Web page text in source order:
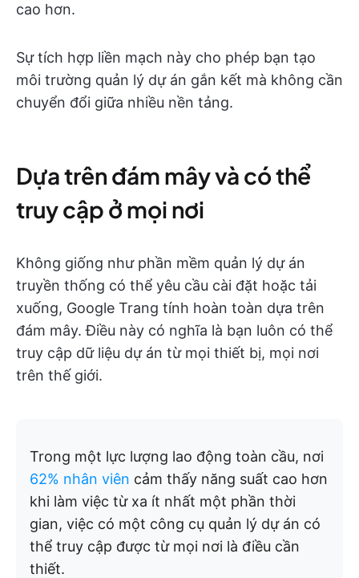
cao hơn.
Sự tích hợp liền mạch này cho phép bạn tạo
môi trường quản lý dự án gắn kết mà không cần
chuyển đổi giữa nhiều nền tảng.
Dựa trên đám mây và có thể
truy cập ở mọi nơi
Không giống như phần mềm quản lý dự án
truyền thống có thể yêu cầu cài đặt hoặc tải
xuống, Google Trang tính hoàn toàn dựa trên
đám mây. Điều này có nghĩa là bạn luôn có thể
truy cập dữ liệu dự án từ mọi thiết bị, mọi nơi
trên thế giới.
Trong một lực lượng lao động toàn cầu, nơi
62% nhân viên cảm thấy năng suất cao hơn
khi làm việc từ xa ít nhất một phần thời
gian, việc có một công cụ quản lý dự án có
thể truy cập được từ mọi nơi là điều cần
thiết.